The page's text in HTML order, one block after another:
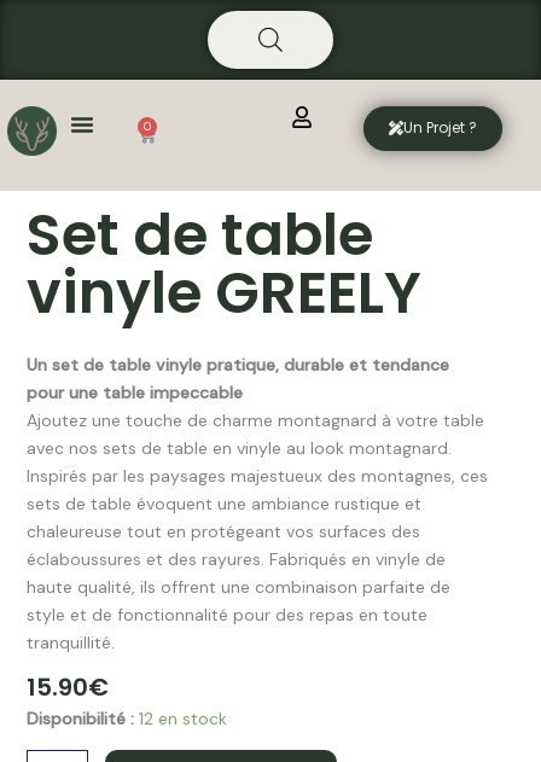
0
Panier Un Projet ?
Set de table
vinyle GREELY
Un set de table vinyle pratique, durable et tendance
pour une table impeccable
Ajoutez une touche de charme montagnard à votre table
avec nos sets de table en vinyle au look montagnard.
Inspirés par les paysages majestueux des montagnes, ces
sets de table évoquent une ambiance rustique et
chaleureuse tout en protégeant vos surfaces des
éclaboussures et des rayures. Fabriqués en vinyle de
haute qualité, ils offrent une combinaison parfaite de
style et de fonctionnalité pour des repas en toute
tranquillité.
15.90€
Disponibilité : 12 en stock
quantité
de